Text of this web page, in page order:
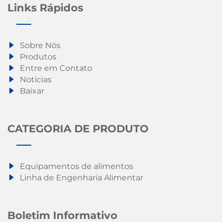
Links Rápidos
Sobre Nós
Produtos
Entre em Contato
Notícias
Baixar
CATEGORIA DE PRODUTO
Equipamentos de alimentos
Linha de Engenharia Alimentar
Boletim Informativo